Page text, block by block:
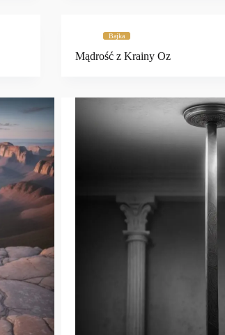
Bajka
Mądrość z Krainy Oz